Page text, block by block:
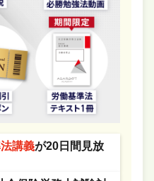
講義が20日間見放